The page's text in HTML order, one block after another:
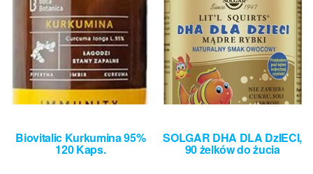
Biovitalic Kurkumina 95%
120 Kaps.
SOLGAR DHA DLA DzIECI,
90 żelków do żucia